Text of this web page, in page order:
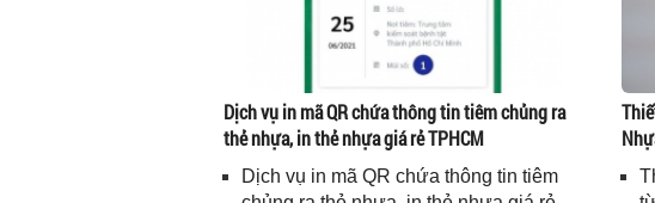
Dịch vụ in mã QR chứa thông tin tiêm chủng ra
thẻ nhựa, in thẻ nhựa giá rẻ TPHCM
Dịch vụ in mã QR chứa thông tin tiêm